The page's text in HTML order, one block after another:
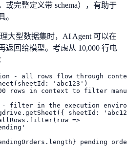
或完整定义带 schema），有助于
。
大型数据集时，AI Agent 可以在
返回给模型。考虑从 10,000 行电
- all rows flow through
'abc123')
rows in context to filter
- filter in the execution
sheetId:
=>
pending